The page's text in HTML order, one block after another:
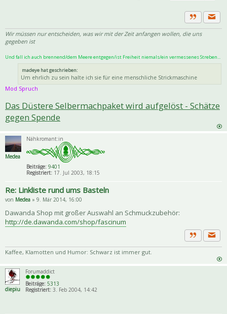
Zitat
Wir müssen nur entscheiden, was wir mit der Zeit anfangen wollen, die uns
gegeben ist
Und fall ich auch brennend/dem Meere entgegen/ist Freiheit niemals/ein vermessenes Streben...
madeye hat geschrieben:
Um ehrlich zu sein halte ich sie für eine menschliche Strickmaschine
Mod Spruch
Das Düstere Selbermachpaket wird aufgelöst - Schätze
gegen Spende
Medea
Nähkromant:in
Beiträge: 9401
Registriert: 17. Jul 2003, 18:15
Re: Linkliste rund ums Basteln
von Medea » 9. Mär 2014, 16:00
Dawanda Shop mit großer Auswahl an Schmuckzubehör:
http://de.dawanda.com/shop/fascinum
Zitat
Kaffee, Klamotten und Humor: Schwarz ist immer gut.
diepiu
Forumaddict
Beiträge: 5313
Registriert: 3. Feb 2004, 14:42